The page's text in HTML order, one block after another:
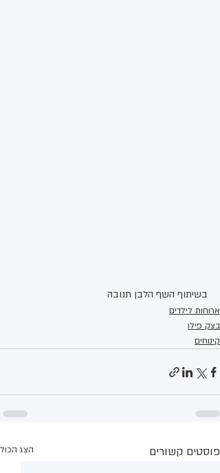
בשיתוף השף הלבן תנובה
ארוחות לילדים
בצק פילו
קינוחים
פוסטים קשורים הצג הכול